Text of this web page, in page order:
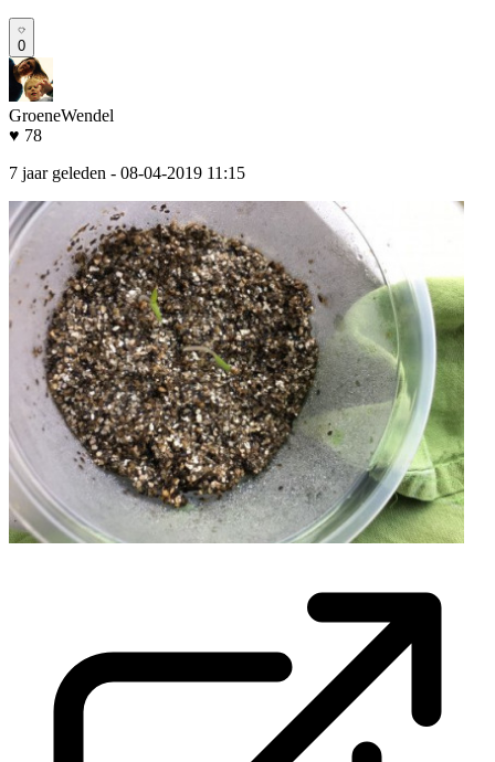
0
GroeneWendel
♥ 78
7 jaar geleden - 08-04-2019 11:15